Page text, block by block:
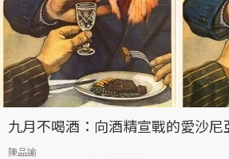
九月不喝酒：向酒精宣戰的愛沙尼
陳品諭